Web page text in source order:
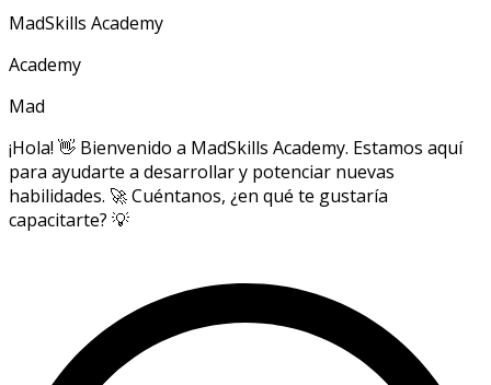
MadSkills Academy
Academy
Mad
¡Hola! 👋 Bienvenido a MadSkills Academy. Estamos aquí
para ayudarte a desarrollar y potenciar nuevas
habilidades. 🚀 Cuéntanos, ¿en qué te gustaría
capacitarte? 💡